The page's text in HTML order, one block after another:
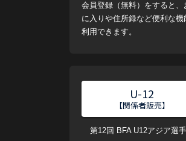
会員登録（無料）をすると、
に入りや住所録など便利な機
利用できます。
U-12
【関係者販売】
第12回 BFA U12アジア選